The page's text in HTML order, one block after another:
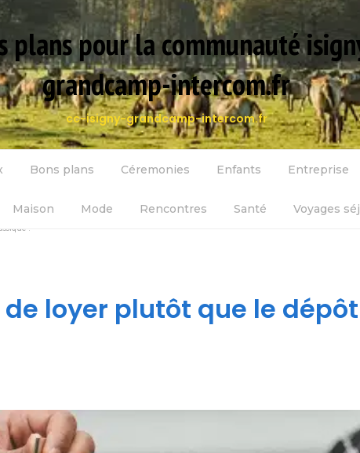
plans pour la communauté
grandcamp-intercom.fr
cc-isigny-grandcamp-intercom.fr
Bons plans Céremonies Enfants Entreprise
Maison Mode Rencontres Santé Voyages
!
loyer plutôt que le dépôt